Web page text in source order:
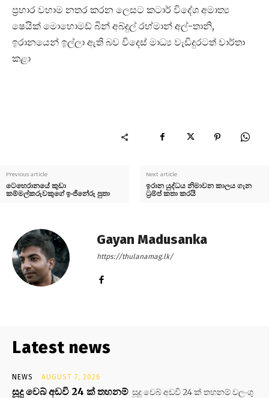
ප්‍රහාර වහාම නතර කරන ලෙසට කටාර් විදේශ අමාත්‍ය
ෂෙයික් මොහොමඩ් බින් අබ්දුල් රහ්මාන් අල්-තානි,
ඉරානයෙන් ඉල්ලා ඇති බව විදෙස් මාධ්‍ය වැඩිදුරටත් වාර්තා
කළා
Previous article
ටෙහෙරානයේ කුඩා
කම්මල්කරුවකුගේ ඉංජිනේරු පුතා
Next article
ඉරාන යුද්ධය නිමාවන කාලය ගැන
ට්‍රම්ප් කතා කරයි
Gayan Madusanka
https://thulanamag.lk/
Latest news
NEWS AUGUST 7, 2026
සූදු වෙබ් අඩවි 24 ක් තහනම් සූදු වෙබ් අඩවි 24 ක් තහනම් වලංගු